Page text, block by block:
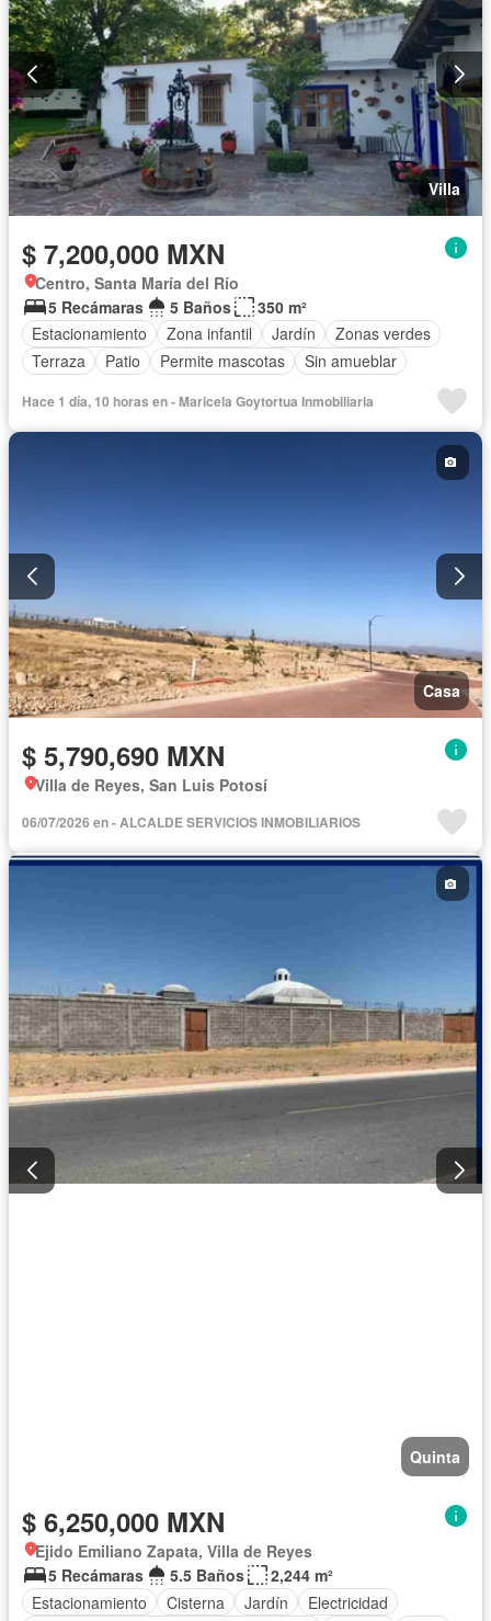
Villa
$ 7,200,000 MXN
Centro, Santa María del Río
5 Recámaras
5 Baños
350 m²
Estacionamiento
Zona infantil Jardín
Zonas verdes
Terraza
Patio Permite mascotas Sin amueblar
Hace 1 día, 10 horas en - Maricela Goytortua Inmobiliaria
Casa
$ 5,790,690 MXN
Villa de Reyes, San Luis Potosí
06/07/2026 en - ALCALDE SERVICIOS INMOBILIARIOS
Quinta
$ 6,250,000 MXN
Ejido Emiliano Zapata, Villa de Reyes
5 Recámaras
5.5 Baños
2,244 m²
Estacionamiento
Cisterna Jardín
Electricidad